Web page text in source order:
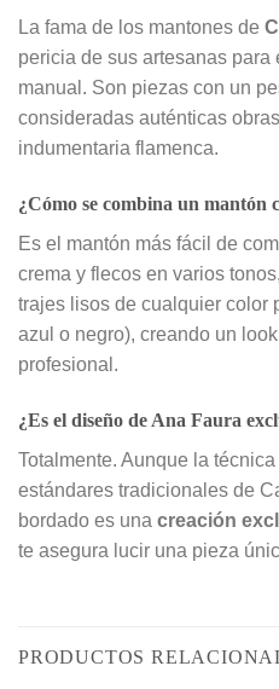
La fama de los mantones de
pericia de sus artesanas
manual. Son piezas con un
consideradas auténticas
indumentaria flamenca.
¿Cómo se combina un mantón
Es el mantón más fácil de
crema y flecos en varios
trajes lisos de cualquier color
azul o negro), creando un
profesional.
¿Es el diseño de Ana Faura
Totalmente. Aunque la
estándares tradicionales de
bordado es una creación
te asegura lucir una pieza
PRODUCTOS